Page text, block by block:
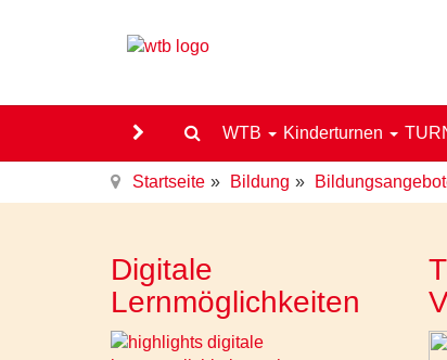
WTB Kinderturnen
Startseite Bildung
Digitale
Lernmöglichkeiten